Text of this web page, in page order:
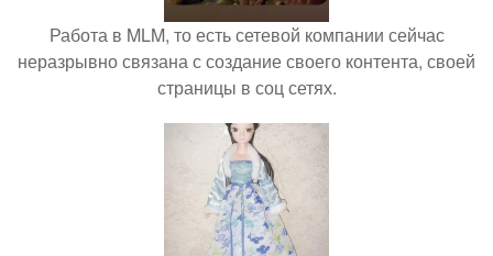
Работа в MLM, то есть сетевой компании сейчас
неразрывно связана с создание своего контента, своей
страницы в соц сетях.